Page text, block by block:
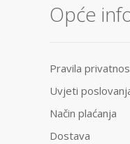
Opće
Pravila
Uvjeti
Način plaćanja
Dostava